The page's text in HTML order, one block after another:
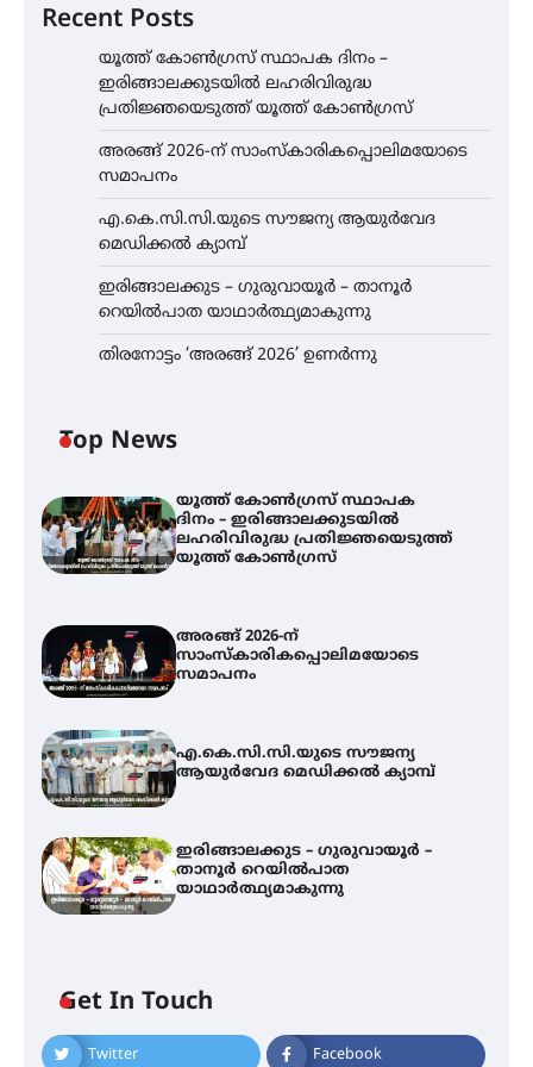
Recent Posts
യൂത്ത് കോൺഗ്രസ്‌ സ്ഥാപക ദിനം –
ഇരിങ്ങാലക്കുടയിൽ ലഹരിവിരുദ്ധ
പ്രതിജ്ഞയെടുത്ത് യൂത്ത് കോൺഗ്രസ്
അരങ്ങ് 2026-ന് സാംസ്കാരികപ്പൊലിമയോടെ
സമാപനം
എ.കെ.സി.സി.യുടെ സൗജന്യ ആയുർവേദ
മെഡിക്കൽ ക്യാമ്പ്
ഇരിങ്ങാലക്കുട – ഗുരുവായൂർ – താനൂർ
റെയിൽപാത യാഥാർത്ഥ്യമാകുന്നു
തിരനോട്ടം ‘അരങ്ങ് 2026’ ഉണർന്നു
Top News
യൂത്ത് കോൺഗ്രസ്‌ സ്ഥാപക
ദിനം – ഇരിങ്ങാലക്കുടയിൽ
ലഹരിവിരുദ്ധ പ്രതിജ്ഞയെടുത്ത്
യൂത്ത് കോൺഗ്രസ്
അരങ്ങ് 2026-ന്
സാംസ്കാരികപ്പൊലിമയോടെ
സമാപനം
എ.കെ.സി.സി.യുടെ സൗജന്യ
ആയുർവേദ മെഡിക്കൽ ക്യാമ്പ്
ഇരിങ്ങാലക്കുട – ഗുരുവായൂർ –
താനൂർ റെയിൽപാത
യാഥാർത്ഥ്യമാകുന്നു
Get In Touch
Twitter Facebook